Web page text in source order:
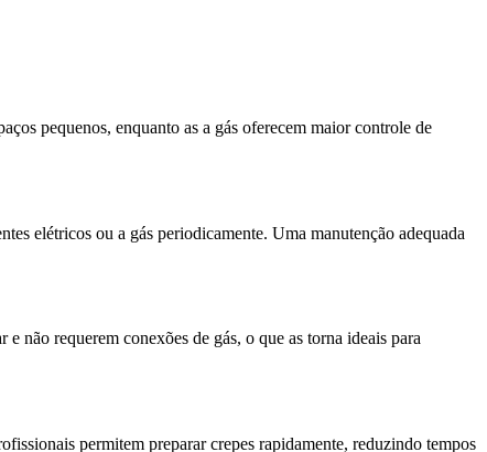
pequenos, enquanto as a gás oferecem maior controle de
elétricos ou a gás periodicamente. Uma manutenção adequada
não requerem conexões de gás, o que as torna ideais para
permitem preparar crepes rapidamente, reduzindo tempos